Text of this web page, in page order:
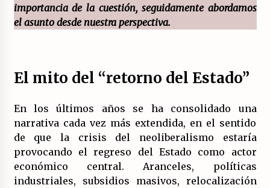
19/07/2026
con un nuevo modelo de producción
permanente.
16/07/2026
Actos en Valencia y Alicante contra la
represión del activismo por Palestina.
16/07/2026
importancia de la cuestión, seguidamente abordamos
el asunto desde nuestra perspectiva.
El mito del “retorno del Estado”
En los últimos años se ha consolidado una
narrativa cada vez más extendida, en el sentido
de que la crisis del neoliberalismo estaría
provocando el regreso del Estado como actor
económico central. Aranceles, políticas
industriales, subsidios masivos, relocalización